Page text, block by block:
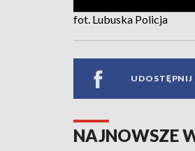
fot. Lubuska Policja
NAJNOWSZE